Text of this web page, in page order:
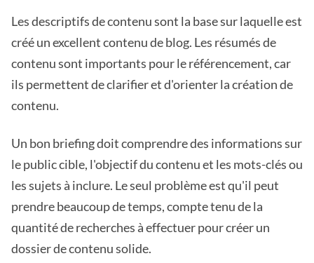
Les descriptifs de contenu sont la base sur laquelle est
créé un excellent contenu de blog. Les résumés de
contenu sont importants pour le référencement, car
ils permettent de clarifier et d'orienter la création de
contenu.
Un bon briefing doit comprendre des informations sur
le public cible, l'objectif du contenu et les mots-clés ou
les sujets à inclure. Le seul problème est qu'il peut
prendre beaucoup de temps, compte tenu de la
quantité de recherches à effectuer pour créer un
dossier de contenu solide.